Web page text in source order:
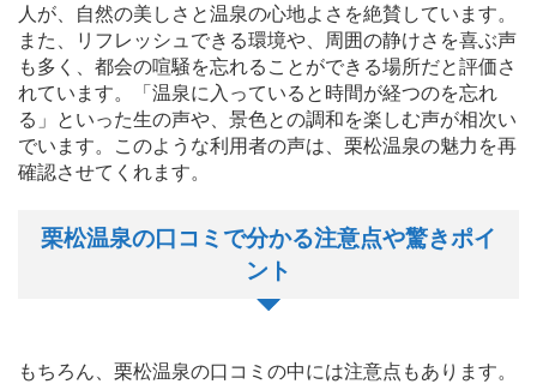
人が、自然の美しさと温泉の心地よさを絶賛しています。
また、リフレッシュできる環境や、周囲の静けさを喜ぶ声
も多く、都会の喧騒を忘れることができる場所だと評価さ
れています。「温泉に入っていると時間が経つのを忘れ
る」といった生の声や、景色との調和を楽しむ声が相次い
でいます。このような利用者の声は、栗松温泉の魅力を再
確認させてくれます。
栗松温泉の口コミで分かる注意点や驚きポイ
ント
もちろん、栗松温泉の口コミの中には注意点もあります。